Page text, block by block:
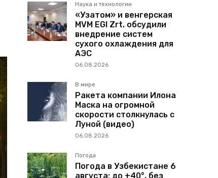
Наука и технологии
«Узатом» и венгерская
MVM EGI Zrt. обсудили
внедрение систем
сухого охлаждения для
АЭС
06.08.2026
В мире
Ракета компании Илона
Маска на огромной
скорости столкнулась с
Луной (видео)
06.08.2026
Погода
Погода в Узбекистане 6
августа: до +40°, без